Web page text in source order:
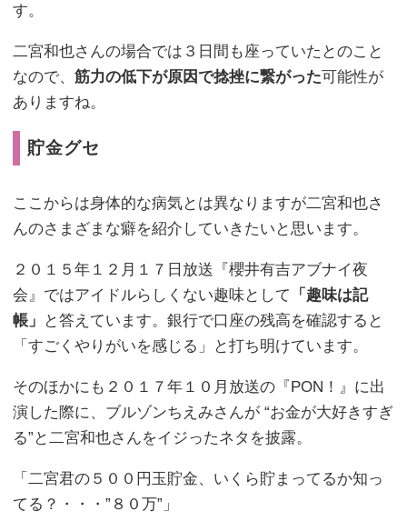
す。
二宮和也さんの場合では３日間も座っていたとのこと
なので、筋力の低下が原因で捻挫に繋がった可能性が
ありますね。
貯金グセ
ここからは身体的な病気とは異なりますが二宮和也さ
んのさまざまな癖を紹介していきたいと思います。
２０１５年１２月１７日放送『櫻井有吉アブナイ夜
会』ではアイドルらしくない趣味として
「趣味は記
帳」
と答えています。銀行で口座の残高を確認すると
「すごくやりがいを感じる」と打ち明けています。
そのほかにも２０１７年１０月放送の『PON！』に出
演した際に、ブルゾンちえみさんが “お金が大好きすぎ
る”と二宮和也さんをイジったネタを披露。
「二宮君の５００円玉貯金、いくら貯まってるか知っ
てる？・・・”８０万”」